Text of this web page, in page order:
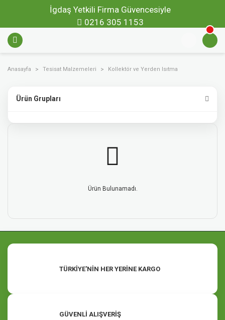
İgdaş Yetkili Firma Güvencesiyle
0216 305 1153
Anasayfa Tesisat Malzemeleri Kollektör ve Yerden Isıtma
Ürün Grupları
Ürün Bulunamadı.
TÜRKİYE'NİN HER YERİNE KARGO
GÜVENLİ ALIŞVERİŞ